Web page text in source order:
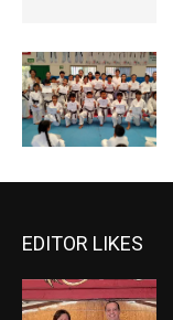
EDITOR LIKES